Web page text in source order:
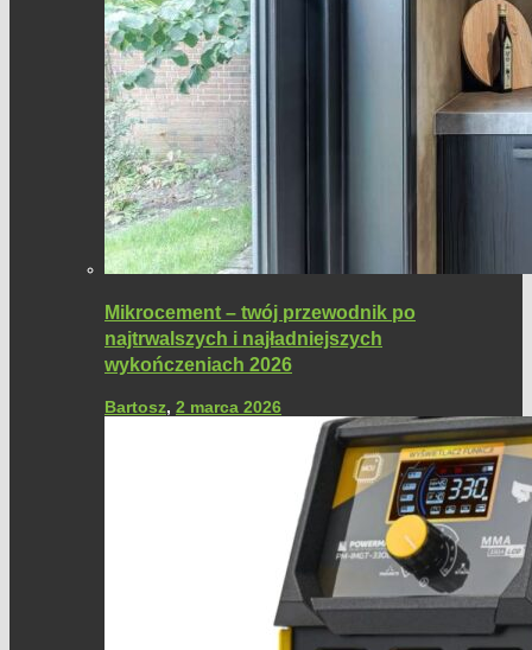
Mikrocement – twój przewodnik po
najtrwalszych i najładniejszych
wykończeniach 2026
Bartosz, 2 marca 2026